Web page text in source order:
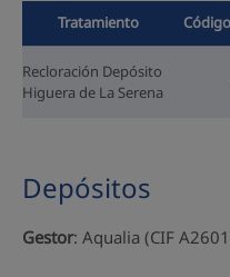
Tratamiento
Recloración Depósito
Higuera de La Serena
Depósitos
Gestor: Aqualia (CIF